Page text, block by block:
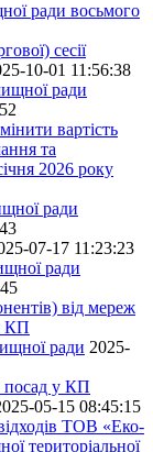
ради восьмого
сесії
10-01 11:56:38
ради
вартість
та
2026 року
ради
07-17 11:23:23
ради
від мереж
КП
ради 2025-
посад у КП
05-15 08:45:15
ТОВ «Еко-
територіальної